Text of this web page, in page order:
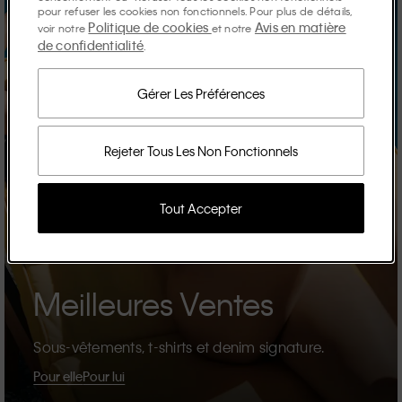
Meilleures Ventes
Sous-vêtements, t-shirts et denim signature.
Pour ellePour lui
pour refuser les cookies non fonctionnels. Pour plus de détails,
voir notre Politique de cookies et notre Avis en matière
de confidentialité
Rejeter Tous Les Non Fonctionnels
Gérer Les Préférences
Tout Accepter